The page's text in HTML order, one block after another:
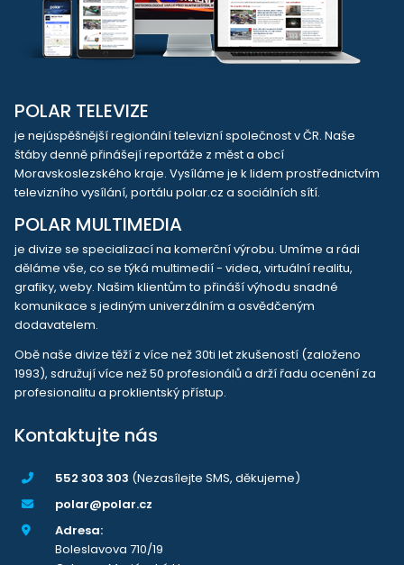
POLAR TELEVIZE
je nejúspěšnější regionální televizní společnost v ČR. Naše
štáby denně přinášejí reportáže z měst a obcí
Moravskoslezského kraje. Vysíláme je k lidem prostřednictvím
televizního vysílání, portálu polar.cz a sociálních sítí.
POLAR MULTIMEDIA
je divize se specializací na komerční výrobu. Umíme a rádi
děláme vše, co se týká multimedií - videa, virtuální realitu,
grafiky, weby. Našim klientům to přináší výhodu snadné
komunikace s jediným univerzálním a osvědčeným
dodavatelem.
Obě naše divize těží z více než 30ti let zkušeností (založeno
1993), sdružují více než 50 profesionálů a drží řadu ocenění za
profesionalitu a proklientský přístup.
Kontaktujte nás
552 303 303 (Nezasílejte SMS, děkujeme)
polar@polar.cz
Adresa:
Boleslavova 710/19